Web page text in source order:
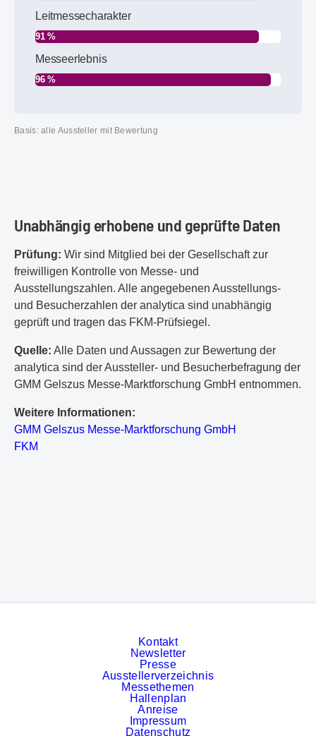
Leitmessecharakter
91 %
Messeerlebnis
96 %
Basis: alle Aussteller mit Bewertung
Unabhängig erhobene und geprüfte Daten
Prüfung: Wir sind Mitglied bei der Gesellschaft zur
freiwilligen Kontrolle von Messe- und
Ausstellungszahlen. Alle angegebenen Ausstellungs-
und Besucherzahlen der analytica sind unabhängig
geprüft und tragen das FKM-Prüfsiegel.
Quelle: Alle Daten und Aussagen zur Bewertung der
analytica sind der Aussteller- und Besucherbefragung der
GMM Gelszus Messe-Marktforschung GmbH entnommen.
Weitere Informationen:
GMM Gelszus Messe-Marktforschung GmbH
FKM
Kontakt
Newsletter
Presse
Ausstellerverzeichnis
Messethemen
Hallenplan
Anreise
Impressum
Datenschutz